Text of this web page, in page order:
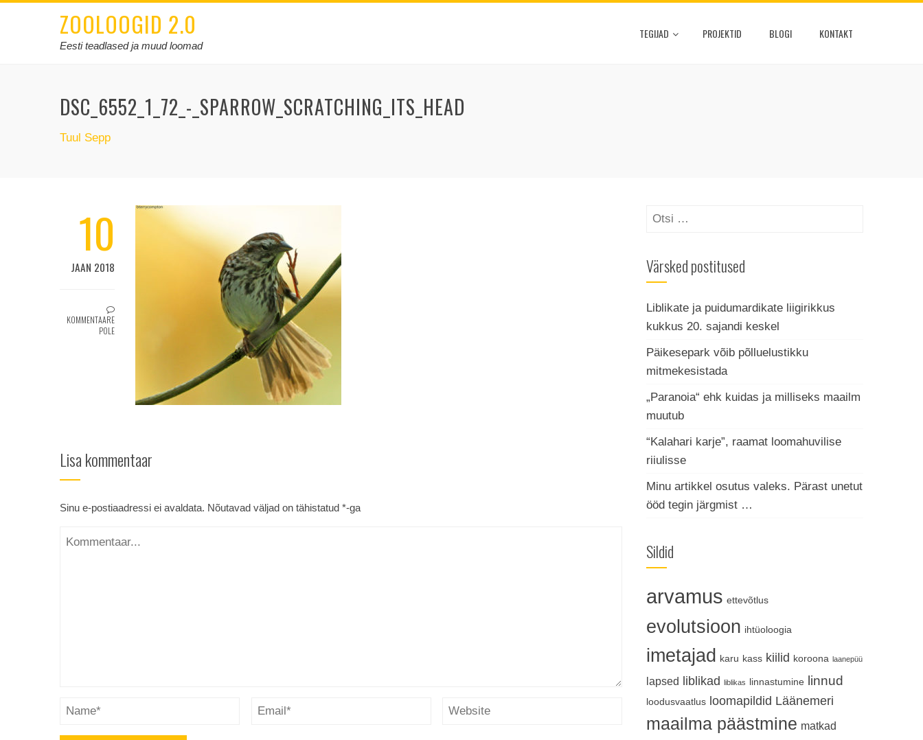
ZOOLOOGID 2.0
Eesti teadlased ja muud loomad
TEGIJAD PROJEKTID BLOGI KONTAKT
DSC_6552_1_72_-_SPARROW_SCRATCHING_ITS_HEAD
Tuul Sepp
10
JAAN 2018
KOMMENTAARE
POLE
Lisa kommentaar
Sinu e-postiaadressi ei avaldata. Nõutavad väljad on tähistatud *-ga
Otsi:
Värsked postitused
Liblikate ja puidumardikate liigirikkus
kukkus 20. sajandi keskel
Päikesepark võib põlluelustikku
mitmekesistada
„Paranoia“ ehk kuidas ja milliseks maailm
muutub
“Kalahari karje”, raamat loomahuvilise
riiulisse
Minu artikkel osutus valeks. Pärast unetut
ööd tegin järgmist …
Sildid
arvamus ettevõtlus
evolutsioon ihtüoloogia
imetajad karu kass kiilid koroona laanepüü
lapsed liblikad liblikas linnastumine linnud
loodusvaatlus loomapildid Läänemeri
maailma päästmine matkad